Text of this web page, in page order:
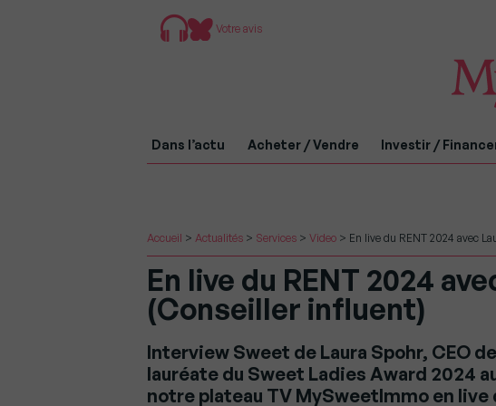
Votre avis
Dans l’actu Acheter / Vendre Investir /
Accueil > Actualités > Services > Video > En live du RENT 2024 avec
En live du RENT 2024
(Conseiller influent)
Interview Sweet de Laura Spohr, CEO
lauréate du Sweet Ladies Award 2024
notre plateau TV MySweetImmo en live